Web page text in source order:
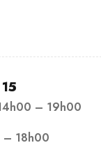
– 19h00
– 18h00